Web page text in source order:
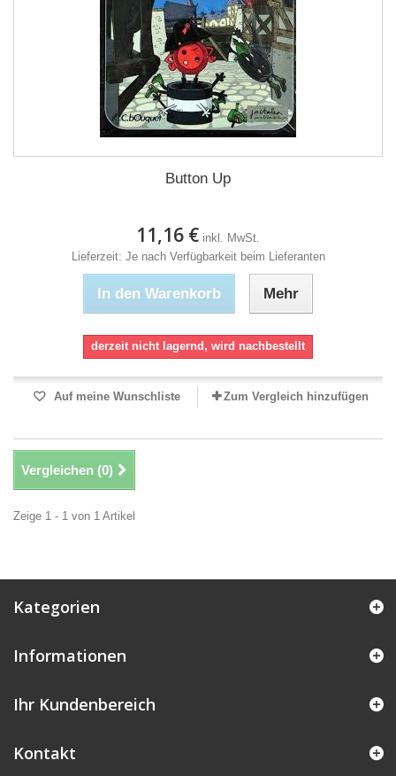
Button Up
11,16 € inkl. MwSt.
Lieferzeit: Je nach Verfügbarkeit beim Lieferanten
In den Warenkorb Mehr
derzeit nicht lagernd, wird nachbestellt
Auf meine Wunschliste Zum Vergleich hinzufügen
Vergleichen (0)
Zeige 1 - 1 von 1 Artikel
Kategorien
Informationen
Ihr Kundenbereich
Kontakt